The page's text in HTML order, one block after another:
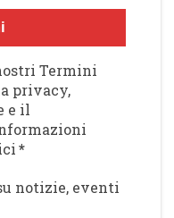
Termini
privacy,
e il
*
notizie, eventi